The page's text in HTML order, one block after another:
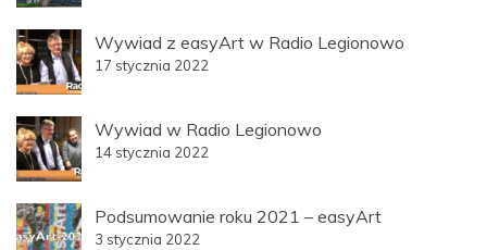
Wywiad z easyArt w Radio Legionowo
17 stycznia 2022
Wywiad w Radio Legionowo
14 stycznia 2022
Podsumowanie roku 2021 – easyArt
3 stycznia 2022